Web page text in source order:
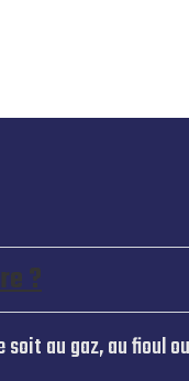
?
au gaz, au fioul